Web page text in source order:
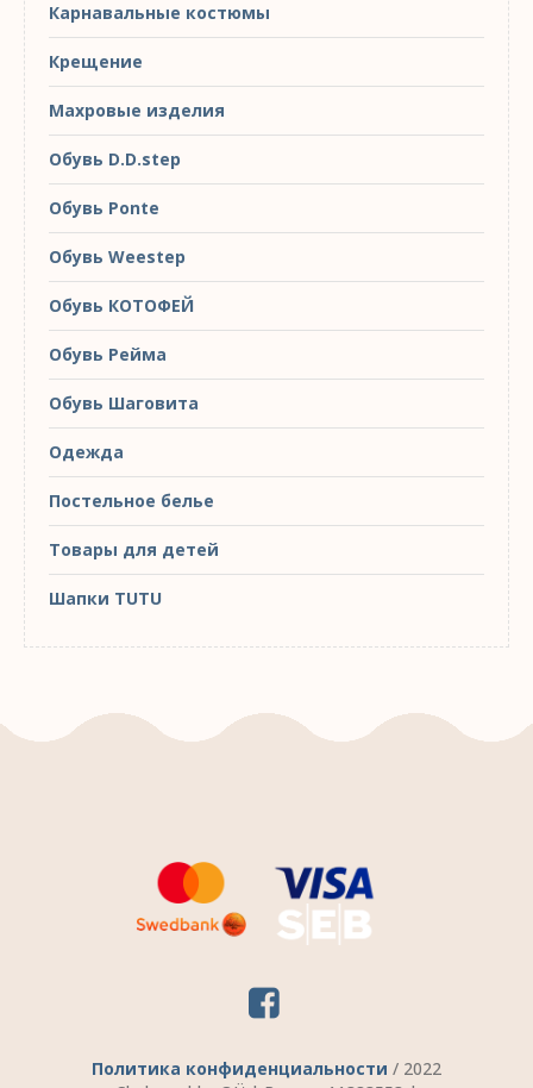
Карнавальные костюмы
Крещение
Махровые изделия
Обувь D.D.step
Обувь Ponte
Обувь Weestep
Обувь КОТОФЕЙ
Обувь Рейма
Обувь Шаговита
Одежда
Постельное белье
Товары для детей
Шапки TUTU
Политика конфиденциальности / 2022